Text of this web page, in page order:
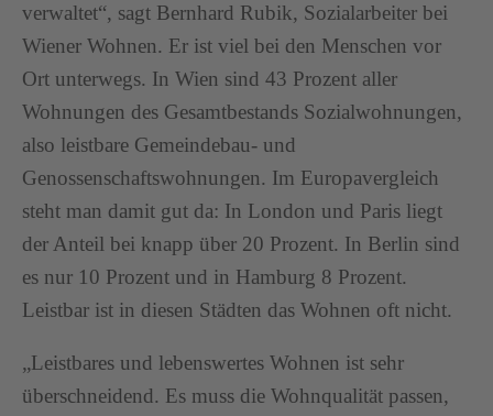
verwaltet“, sagt Bernhard Rubik, Sozialarbeiter bei
Wiener Wohnen. Er ist viel bei den Menschen vor
Ort unterwegs. In Wien sind 43 Prozent aller
Wohnungen des Gesamtbestands Sozialwohnungen,
also leistbare Gemeindebau- und
Genossenschaftswohnungen. Im Europavergleich
steht man damit gut da: In London und Paris liegt
der Anteil bei knapp über 20 Prozent. In Berlin sind
es nur 10 Prozent und in Hamburg 8 Prozent.
Leistbar ist in diesen Städten das Wohnen oft nicht.
„Leistbares und lebenswertes Wohnen ist sehr
überschneidend. Es muss die Wohnqualität passen,